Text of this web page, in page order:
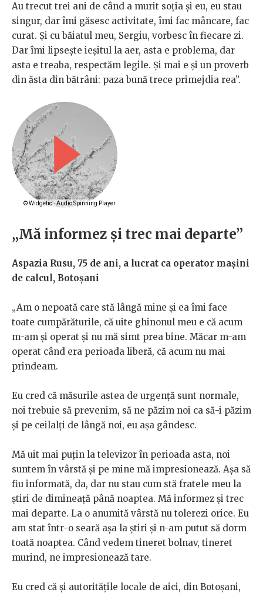
Au trecut trei ani de când a murit soția și eu, eu stau
singur, dar îmi găsesc activitate, îmi fac mâncare, fac
curat. Și cu băiatul meu, Sergiu, vorbesc în fiecare zi.
Dar îmi lipsește ieșitul la aer, asta e problema, dar
asta e treaba, respectăm legile. Și mai e și un proverb
din ăsta din bătrâni: paza bună trece primejdia rea”.
„Mă informez și trec mai departe”
Aspazia Rusu, 75 de ani, a lucrat ca operator mașini
de calcul, Botoșani
„Am o nepoată care stă lângă mine și ea îmi face
toate cumpărăturile, că uite ghinonul meu e că acum
m-am și operat și nu mă simt prea bine. Măcar m-am
operat când era perioada liberă, că acum nu mai
prindeam.
Eu cred că măsurile astea de urgență sunt normale,
noi trebuie să prevenim, să ne păzim noi ca să-i păzim
și pe ceilalți de lângă noi, eu așa gândesc.
Mă uit mai puțin la televizor în perioada asta, noi
suntem în vârstă și pe mine mă impresionează. Așa să
fiu informată, da, dar nu stau cum stă fratele meu la
știri de dimineață până noaptea. Mă informez și trec
mai departe. La o anumită vârstă nu tolerezi orice. Eu
am stat într-o seară așa la știri și n-am putut să dorm
toată noaptea. Când vedem tineret bolnav, tineret
murind, ne impresionează tare.
Eu cred că și autoritățile locale de aici, din Botoșani,